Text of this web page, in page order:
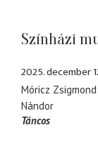
Színházi
2025. december
Móricz Zsigmond
Nándor
Táncos